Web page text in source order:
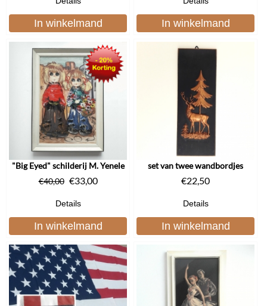
In winkelmand In winkelmand
"Big Eyed" schilderij M. Yenele
€40,00 €33,00
Details
In winkelmand
set van twee wandbordjes
€22,50
Details
In winkelmand